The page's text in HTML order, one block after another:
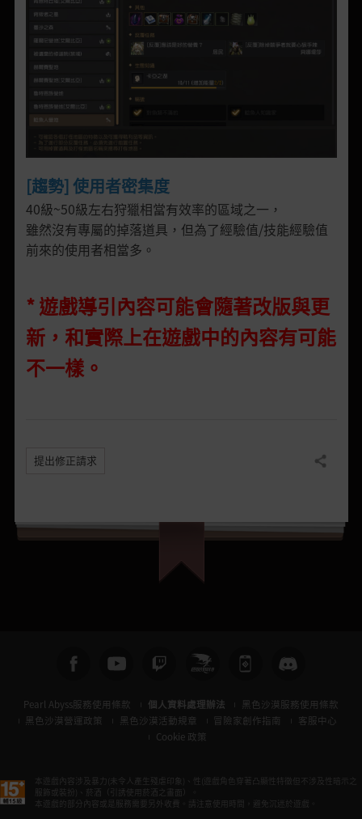
[趨勢] 使用者密集度
40級~50級左右狩獵相當有效率的區域之一，
雖然沒有專屬的掉落道具，但為了經驗值/技能經驗值
前來的使用者相當多。
* 遊戲導引內容可能會隨著改版與更
新，和實際上在遊戲中的內容有可能
不一樣。
提出修正請求 分享
Pearl Abyss服務使用條款 個人資料處理辦法
黑色沙漠服務使用條款
黑色沙漠營運政策
黑色沙漠活動規章 冒險家創作指南
客服中心
Cookie 政策
本遊戲內容涉及暴力(未令人產生殘虐印象)、性(遊戲角色穿著凸顯性特徵但不涉及性暗示之
服飾或裝扮)、菸酒（引誘使用菸酒之畫面）。
本遊戲的部分內容或是服務需要另外收費。請注意使用時間，避免沉迷於遊戲。